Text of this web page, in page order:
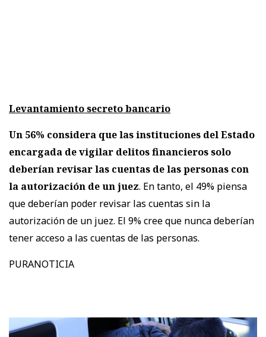
Levantamiento secreto bancario
Un 56% considera que las instituciones del Estado
encargada de vigilar delitos financieros solo
deberían revisar las cuentas de las personas con
la autorización de un juez. En tanto, el 49% piensa
que deberían poder revisar las cuentas sin la
autorización de un juez. El 9% cree que nunca deberían
tener acceso a las cuentas de las personas.
PURANOTICIA